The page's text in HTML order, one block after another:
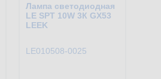
Лампа светодиодная
LE SPT 10W 3К GX53
LEEK
LE010508-0025